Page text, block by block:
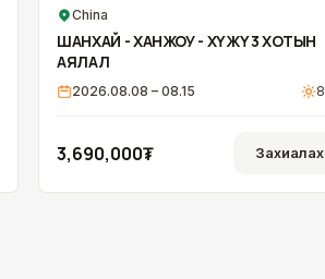
China
ШАНХАЙ - ХАНЖОУ - ХҮЖҮӨ 3 ХОТЫН
АЯЛАЛ
2026.08.08 – 08.15 8
3,690,000₮ Захиалах